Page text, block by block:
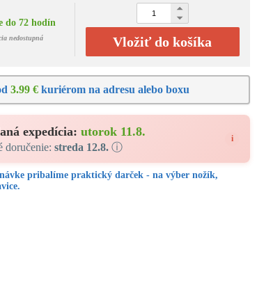
do 72 hodín
nedostupná Vložiť do košíka
3.99 € kuriérom na adresu alebo boxu
expedícia:utorok 11.8.
doručenie:streda 12.8. ⓘ
i
pribalíme praktický darček - na výber nožík,